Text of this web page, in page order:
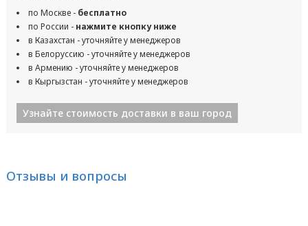
по Москве - бесплатно
по России - нажмите кнопку ниже
в Казахстан - уточняйте у менеджеров
в Белоруссию - уточняйте у менеджеров
в Армению - уточняйте у менеджеров
в Кыргызстан - уточняйте у менеджеров
Узнайте стоимость доставки в ваш город
Отзывы и вопросы